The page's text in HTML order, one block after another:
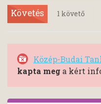
Követés 1 követő
Közép-Budai
kapta meg a kért